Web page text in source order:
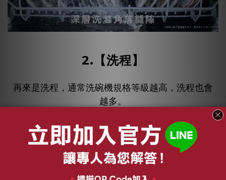
2. 【洗程 】
再來是洗程，通常洗碗機規格等級越高，洗程也會
越多。
而LG四方洗蒸氣洗碗機共有8個洗程。
明顯了解BOSCH 6系列的洗碗機與LG洗碗機是不
同等級的規格，